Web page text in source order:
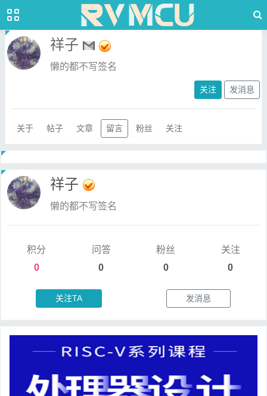
祥子
懒的都不写签名
关注 发消息
关于 帖子 文章 留言 粉丝 关注
祥子
懒的都不写签名
积分
0
问答
0
粉丝
0
关注
0
关注TA 发消息